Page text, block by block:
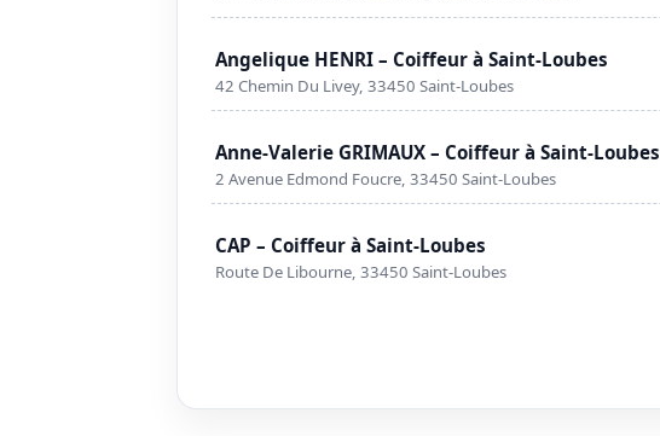
Angelique HENRI – Coiffeur à Saint-Loubes
42 Chemin Du Livey, 33450 Saint-Loubes
Anne-Valerie GRIMAUX – Coiffeur à Saint-Loubes
2 Avenue Edmond Foucre, 33450 Saint-Loubes
CAP – Coiffeur à Saint-Loubes
Route De Libourne, 33450 Saint-Loubes